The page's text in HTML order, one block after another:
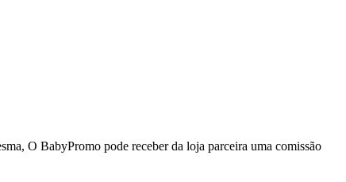
O BabyPromo pode receber da loja parceira uma comissão